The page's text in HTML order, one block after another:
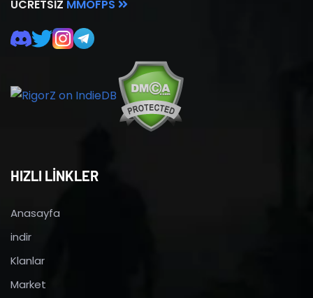
ÜCRETSIZ MMOFPS
HIZLI LİNKLER
Anasayfa
indir
Klanlar
Market